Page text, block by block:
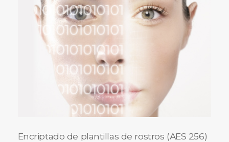
Encriptado de plantillas de rostros (AES 256)